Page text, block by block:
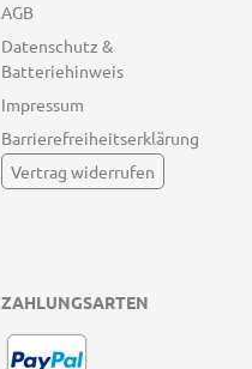
AGB
Datenschutz &
Batteriehinweis
Impressum
Barrierefreiheitserklärung
Vertrag widerrufen
ZAHLUNGSARTEN